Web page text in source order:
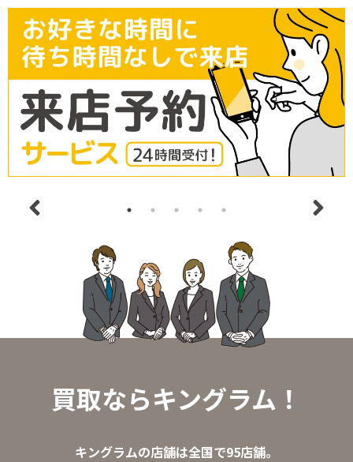
買取ならキングラム！
キングラムの店舗は全国で95店舗。